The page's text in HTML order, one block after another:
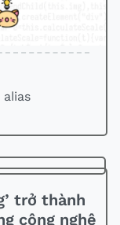
trở thành
công nghệ